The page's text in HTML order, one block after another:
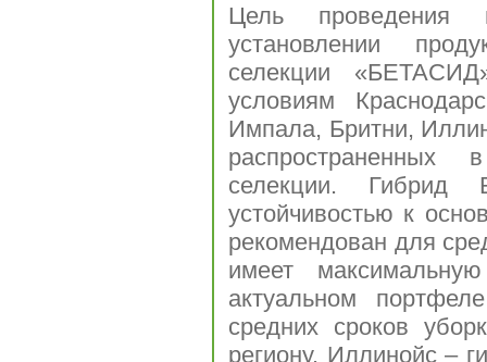
Цель проведения
установлении
селекции
условиям
Импала, Бритни,
распространенных
селекции. Гибрид
устойчивостью к
рекомендован для
имеет
актуальном
средних сроков
региону. Иллинойс –